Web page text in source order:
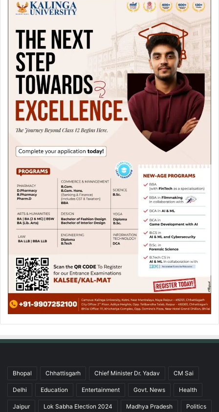
Bhopal Chhattisgarh Chief Minister Dr. Yadav CM Sai
Delhi Education Entertainment Govt. News Health
Jaipur Lok Sabha Election 2024 Madhya Pradesh Politics